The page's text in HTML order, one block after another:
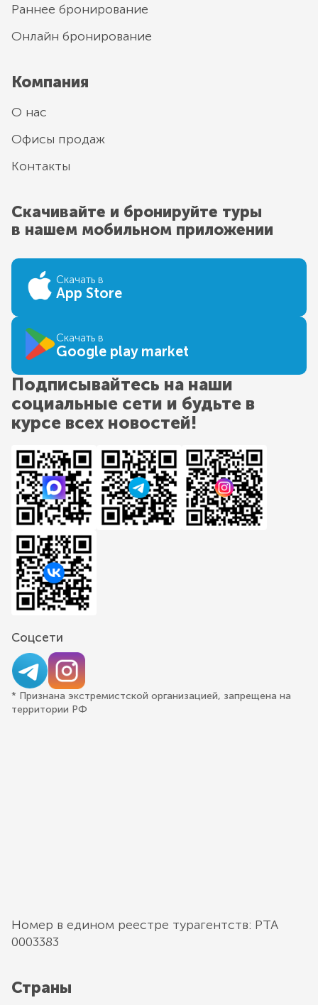
Раннее бронирование
Онлайн бронирование
Компания
О нас
Офисы продаж
Контакты
Скачивайте и бронируйте туры
в нашем мобильном приложении
Скачать в
App Store
Скачать в
Google play market
Подписывайтесь на наши
социальные сети и будьте в
курсе всех новостей!
Соцсети
* Признана экстремистской организацией, запрещена на
территории РФ
Номер в едином реестре турагентств: РТА
0003383
Страны